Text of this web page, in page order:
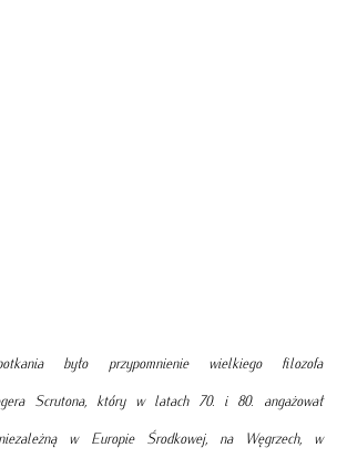
było przypomnienie wielkiego filozofa
Scrutona, który w latach 70. i 80. angażował
w Europie Środkowej, na Węgrzech, w